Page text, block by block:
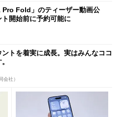
Pro Fold」のティーザー動画公
開始前に予約可能に
ントを着実に成長。実はみんなココ
会社）